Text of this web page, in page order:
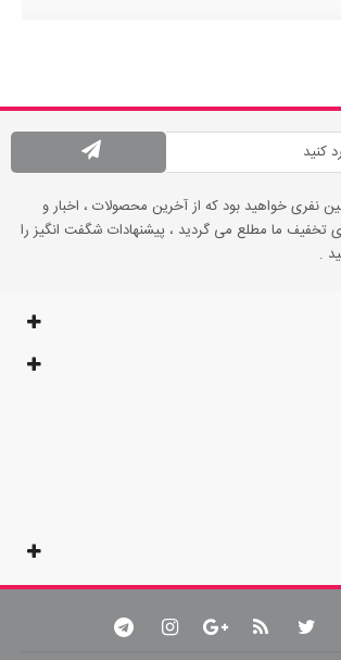
نفری خواهید بود که از آخرین محصولات ، اخبار و
ما مطلع می گردید ، پیشنهادات شگفت انگیز را
.